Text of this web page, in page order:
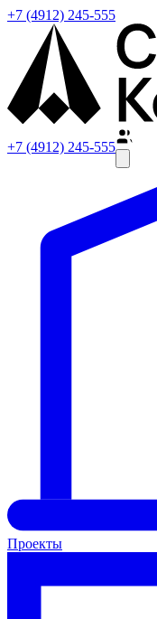
+7 (4912) 245-555
+7 (4912) 245-555
Проекты